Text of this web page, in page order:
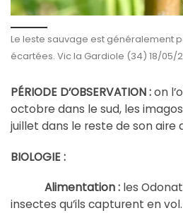
Le leste sauvage est généralement
écartées. Vic la Gardiole (34) 18/05/
PÉRIODE D’OBSERVATION :on
octobre dans le sud, les
juillet dans le reste de son aire
BIOLOGIE :
Alimentation : les
insectes qu’ils capturent en